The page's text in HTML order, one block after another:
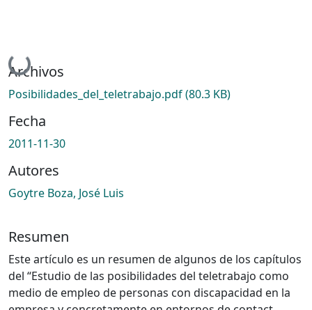
Cargando...
Archivos
Posibilidades_del_teletrabajo.pdf(80.3 KB)
Fecha
2011-11-30
Autores
Goytre Boza, José Luis
Resumen
Este artículo es un resumen de algunos de los capítulos
del “Estudio de las posibilidades del teletrabajo como
medio de empleo de personas con discapacidad en la